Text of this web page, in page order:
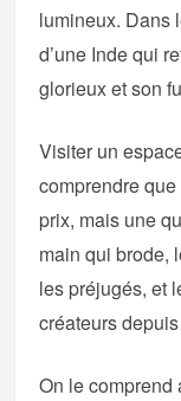
lumineux. Dans
d’une Inde qui
glorieux et son
Visiter un
comprendre
prix, mais une
main qui brode,
les préjugés, et
créateurs
On le comprend